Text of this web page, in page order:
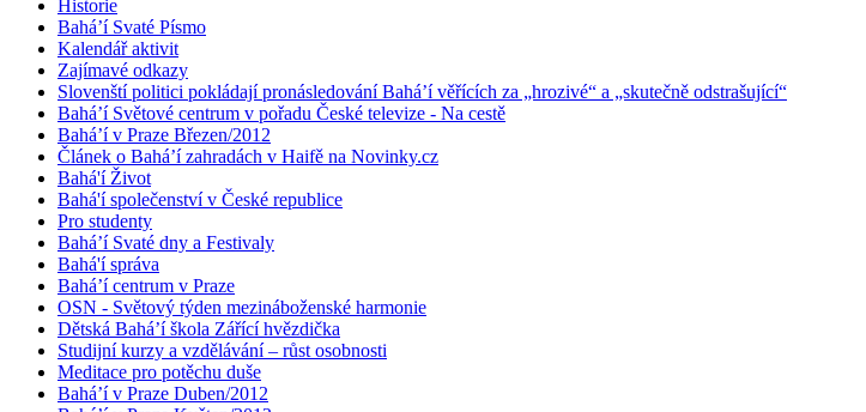
Historie
Bahá’í Svaté Písmo
Kalendář aktivit
Zajímavé odkazy
Slovenští politici pokládají pronásledování Bahá’í věřících za „hrozivé“ a „skutečně odstrašující“
Bahá’í Světové centrum v pořadu České televize - Na cestě
Bahá’í v Praze Březen/2012
Článek o Bahá’í zahradách v Haifě na Novinky.cz
Bahá'í Život
Bahá'í společenství v České republice
Pro studenty
Bahá’í Svaté dny a Festivaly
Bahá'í správa
Bahá’í centrum v Praze
OSN - Světový týden mezináboženské harmonie
Dětská Bahá’í škola Zářící hvězdička
Studijní kurzy a vzdělávání – růst osobnosti
Meditace pro potěchu duše
Bahá’í v Praze Duben/2012